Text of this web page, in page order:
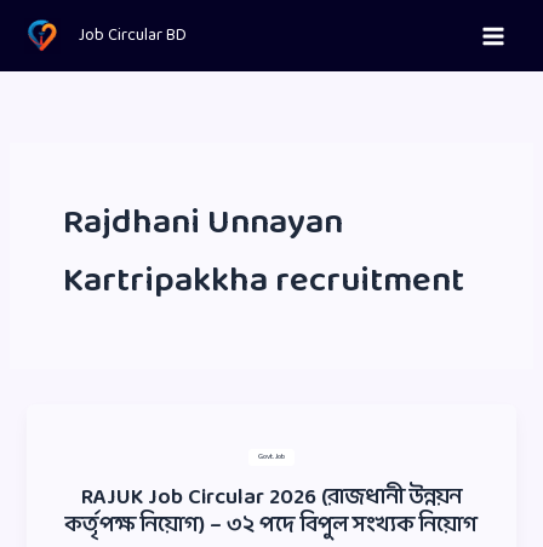
content
Job Circular BD
Rajdhani Unnayan
Kartripakkha recruitment
Govt. Job
RAJUK Job Circular 2026 (রাজধানী উন্নয়ন
কর্তৃপক্ষ নিয়োগ) – ৩২ পদে বিপুল সংখ্যক নিয়োগ